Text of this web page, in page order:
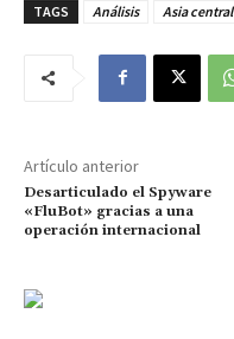
TAGS Análisis Asia central
Artículo anterior
Desarticulado el Spyware
«FluBot» gracias a una
operación internacional